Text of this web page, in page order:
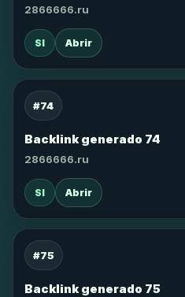
2866666.ru
SI Abrir
#74
Backlink generado 74
2866666.ru
SI Abrir
#75
Backlink generado 75